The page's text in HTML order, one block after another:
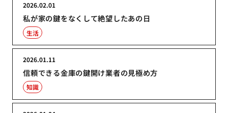
私が家の鍵をなくして絶望したあの日
2026.02.01
生活
信頼できる金庫の鍵開け業者の見極め方
2026.01.11
知識